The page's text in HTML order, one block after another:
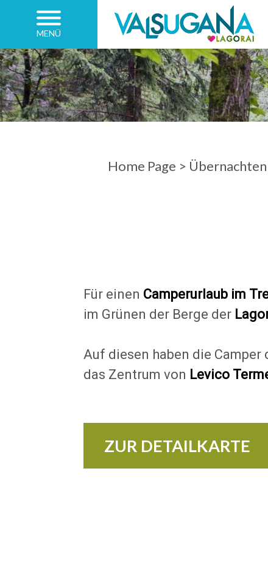
MENÜ
ANKUNFT ABFAHRT
Home Page > Übernachten
Für einen Camperurlaub im
im Grünen der Berge der
Auf diesen haben die
das Zentrum von Levico
ZUR DETAILKARTE